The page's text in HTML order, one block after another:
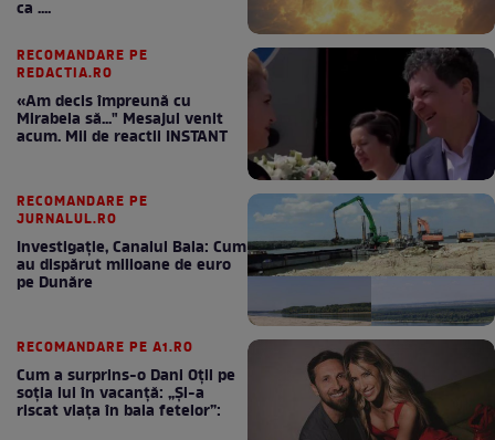
ca ....
RECOMANDARE PE
REDACTIA.RO
«Am decis împreună cu
Mirabela să..." Mesajul venit
acum. Mii de reactii INSTANT
RECOMANDARE PE
JURNALUL.RO
Investigație, Canalul Bala: Cum
au dispărut milioane de euro
pe Dunăre
RECOMANDARE PE A1.RO
Cum a surprins-o Dani Oțil pe
soția lui în vacanță: „Și-a
riscat viața în baia fetelor”: